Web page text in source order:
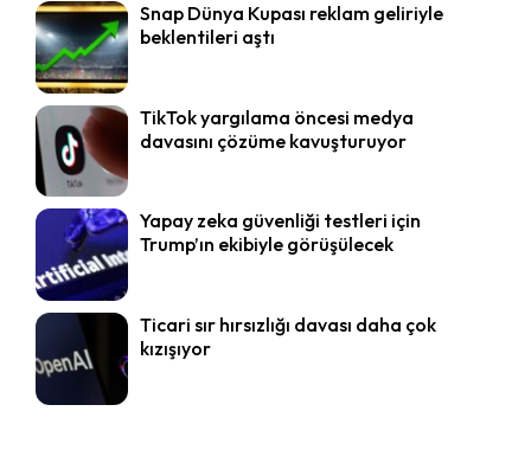
Snap Dünya Kupası reklam geliriyle
beklentileri aştı
TikTok yargılama öncesi medya
davasını çözüme kavuşturuyor
Yapay zeka güvenliği testleri için
Trump’ın ekibiyle görüşülecek
Ticari sır hırsızlığı davası daha çok
kızışıyor